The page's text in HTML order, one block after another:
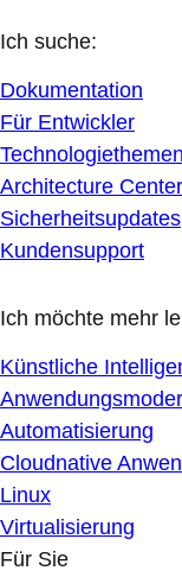
Ich suche:
Dokumentation
Für Entwickler
Technologiethemen
Architecture Center
Sicherheitsupdates
Kundensupport
Ich möchte mehr
Künstliche
Automatisierung
Cloudnative
Linux
Virtualisierung
Für Sie